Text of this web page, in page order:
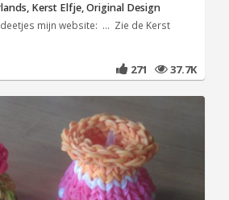
Kerst Elfje, Original Design
mijn website: ... Zie de Kerst
271 37.7K